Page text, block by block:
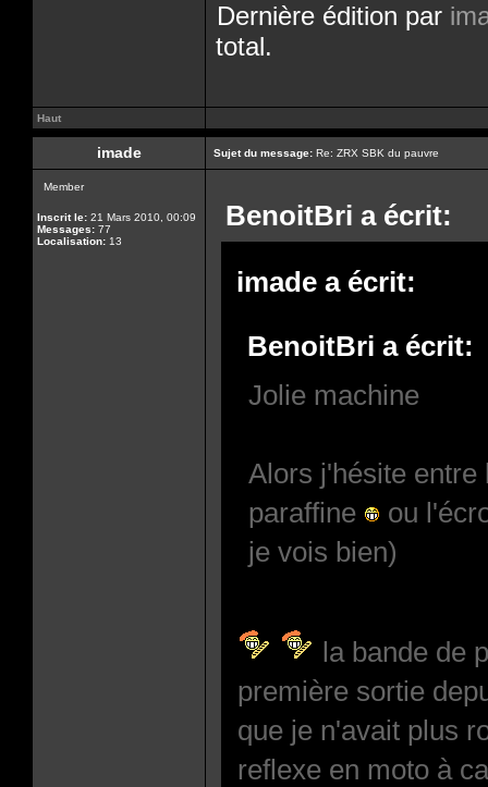
Dernière édition par
total.
Haut
imade Sujet du message: Re: ZRX SBK du pauvre
Member
Inscrit le: 21 Mars 2010, 00:09
Messages: 77
Localisation: 13
BenoitBri a écrit:
imade a écrit:
BenoitBri a écrit:
Jolie machine
Alors j'hésite entre
paraffine
ou
je vois bien)
la bande de
première sortie
que je n'avait plus
reflexe en moto à